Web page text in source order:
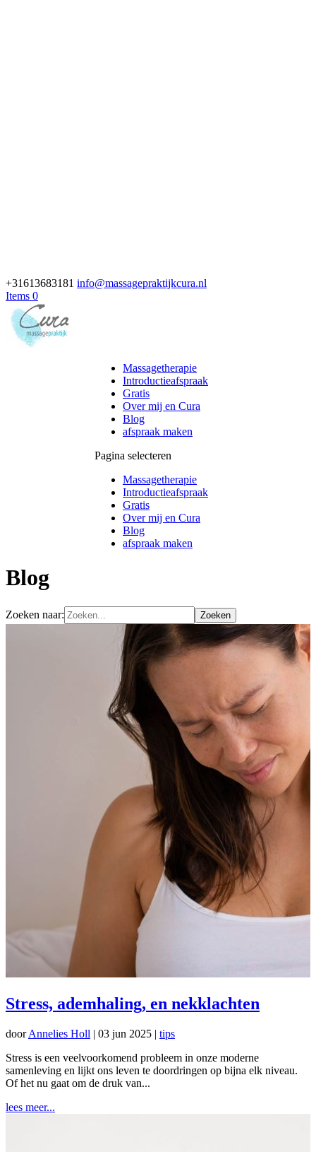
+31613683181 info@massagepraktijkcura.nl
Items 0
Massagetherapie
Introductieafspraak
Gratis
Over mij en Cura
Blog
afspraak maken
Pagina selecteren
Massagetherapie
Introductieafspraak
Gratis
Over mij en Cura
Blog
afspraak maken
Blog
Zoeken naar:
Stress, ademhaling, en nekklachten
doorAnnelies Holl | 03 jun 2025 | tips
Stress is een veelvoorkomend probleem in onze moderne
samenleving en lijkt ons leven te doordringen op bijna elk niveau.
Of het nu gaat om de druk van...
lees meer...